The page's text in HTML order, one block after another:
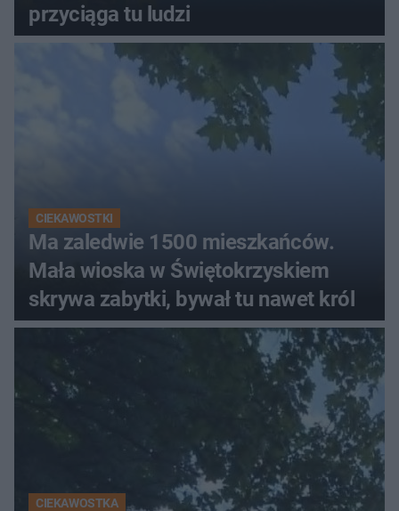
przyciąga tu ludzi
CIEKAWOSTKI
Ma zaledwie 1500 mieszkańców.
Mała wioska w Świętokrzyskiem
skrywa zabytki, bywał tu nawet król
CIEKAWOSTKA